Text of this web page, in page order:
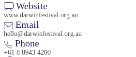
Website
www.darwinfestival.org.au
Email
hello@darwinfestival.org.au
Phone
+61 8 8943 4200